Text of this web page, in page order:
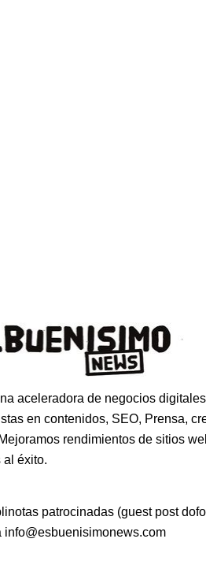
aceleradora de negocios digitales
en contenidos, SEO, Prensa,
rendimientos de sitios
al éxito.
patrocinadas (guest post
info@esbuenisimonews.com